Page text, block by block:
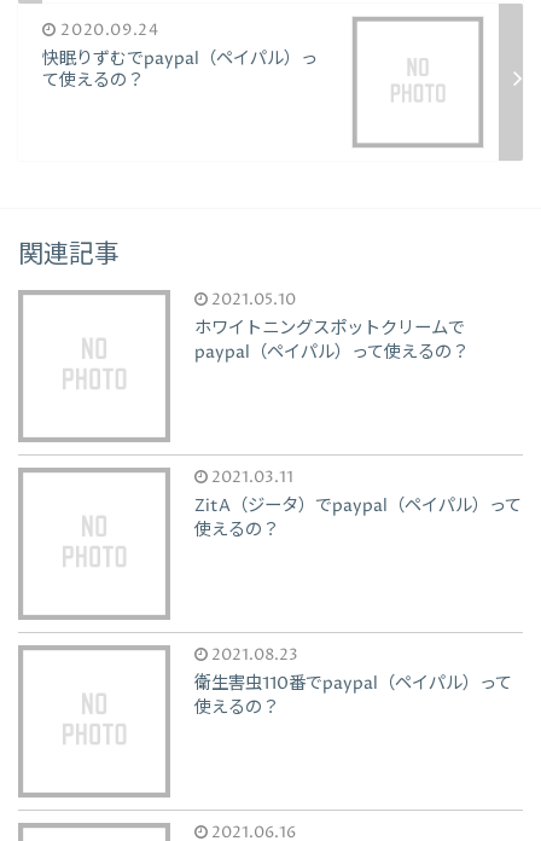
2020.09.24
快眠りずむでpaypal（ペイパル）っ
て使えるの？
関連記事
2021.05.10
ホワイトニングスポットクリームで
paypal（ペイパル）って使えるの？
2021.03.11
ZitA（ジータ）でpaypal（ペイパル）って
使えるの？
2021.08.23
衛生害虫110番でpaypal（ペイパル）って
使えるの？
2021.06.16